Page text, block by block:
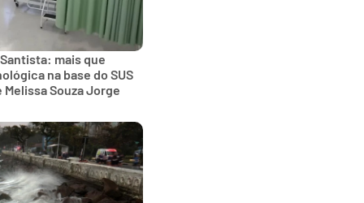
mais que
na base do SUS
Souza Jorge